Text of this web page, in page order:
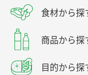
食材から探
商品から探
目的から探